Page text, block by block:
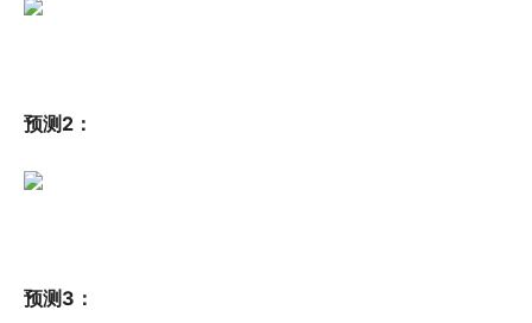
预测2：
预测3：